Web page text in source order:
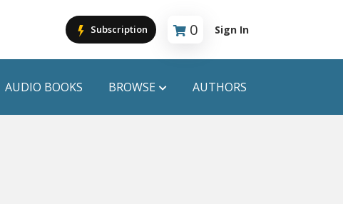
Subscription 0
Cart is empty
Sign In
AUDIO BOOKS BROWSE AUTHORS